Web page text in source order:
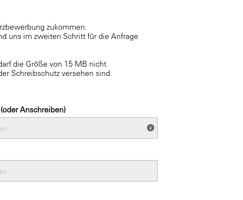
zukommen.
uns im zweiten Schritt für die Anfrage
die Größe von 15 MB nicht
Schreibschutz versehen sind.
Anschreiben)